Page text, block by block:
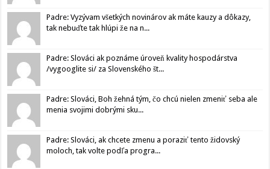
Padre: Vyzývam všetkých novinárov ak máte kauzy a dôkazy,
tak nebuďte tak hlúpi že na n...
Padre: Slováci ak poznáme úroveň kvality hospodárstva
/vygooglite si/ za Slovenského št...
Padre: Slováci, Boh žehná tým, čo chcú nielen zmeniť seba ale
menia svojimi dobrými sku...
Padre: Slováci, ak chcete zmenu a poraziť tento židovský
moloch, tak volte podľa progra...